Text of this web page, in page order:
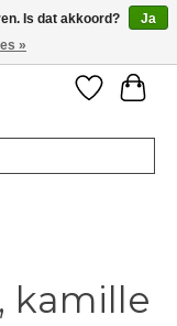
kamille
Is dat akkoord?
Ja
»